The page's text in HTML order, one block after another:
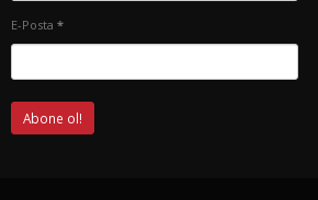
E-Posta *